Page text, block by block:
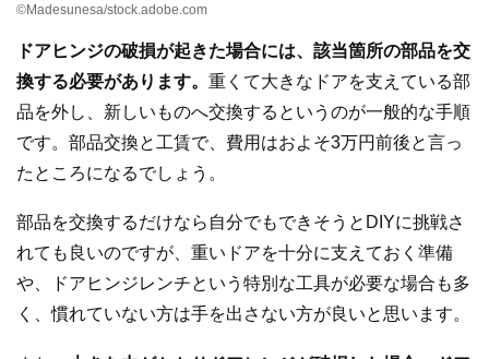
©Madesunesa/stock.adobe.com
ドアヒンジの破損が起きた場合には、該当箇所の部品を交
換する必要があります。 重くて大きなドアを支えている部
品を外し、新しいものへ交換するというのが一般的な手順
です。部品交換と工賃で、費用はおよそ3万円前後と言っ
たところになるでしょう。
部品を交換するだけなら自分でもできそうとDIYに挑戦さ
れても良いのですが、重いドアを十分に支えておく準備
や、ドアヒンジレンチという特別な工具が必要な場合も多
く、慣れていない方は手を出さない方が良いと思います。